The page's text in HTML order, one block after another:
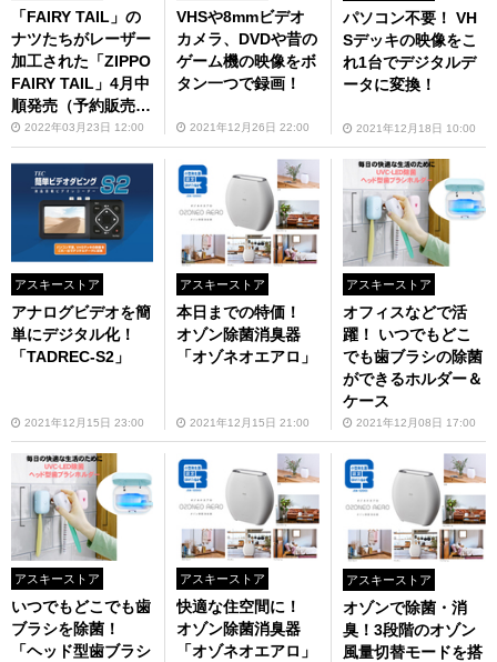
「FAIRY TAIL」の
ナツたちがレーザー
加工された「ZIPPO
FAIRY TAIL」4月中
順発売（予約販売
中）2022年03月23日 12:00
VHSや8mmビデオ
カメラ、DVDや昔の
ゲーム機の映像をボ
タン一つで録画！
2021年12月26日 22:00
パソコン不要！ VH
Sデッキの映像をこ
れ1台でデジタルデ
ータに変換！
2021年12月18日 10:00
アスキーストア
アナログビデオを簡
単にデジタル化！
「TADREC-S2」
2021年12月15日 23:00
アスキーストア
本日までの特価！
オゾン除菌消臭器
「オゾネオエアロ」
2021年12月15日 21:00
アスキーストア
オフィスなどで活
躍！ いつでもどこ
でも歯ブラシの除菌
ができるホルダー＆
ケース
2021年12月08日 17:00
アスキーストア
いつでもどこでも歯
ブラシを除菌！
「ヘッド型歯ブラシ
アスキーストア
快適な住空間に！
オゾン除菌消臭器
「オゾネオエアロ」
アスキーストア
オゾンで除菌・消
臭！3段階のオゾン
風量切替モードを搭